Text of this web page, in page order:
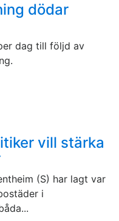
dödar
dag till följd av
vill stärka
(S) har lagt var
i